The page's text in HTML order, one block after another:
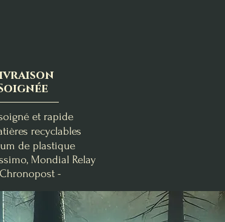
Clémentine Vanillée
Bougie de Lughnasadh
Brise Fraîche
Fondants d'Intention
Poire-Freesia
Bougie Crépuscule
et rapide
recyclables
de plastique
Mondial Relay
-